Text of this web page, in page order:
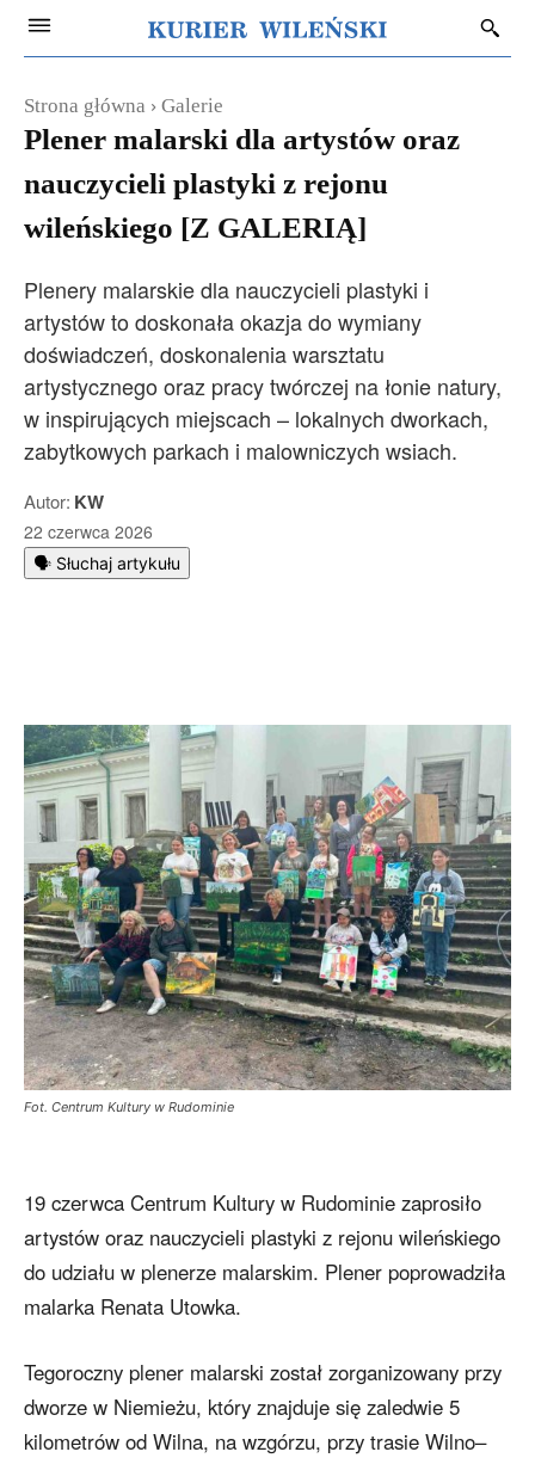
Strona główna Galerie
Plener malarski dla artystów oraz
nauczycieli plastyki z rejonu
wileńskiego [Z GALERIĄ]
Plenery malarskie dla nauczycieli plastyki i
artystów to doskonała okazja do wymiany
doświadczeń, doskonalenia warsztatu
artystycznego oraz pracy twórczej na łonie natury,
w inspirujących miejscach – lokalnych dworkach,
zabytkowych parkach i malowniczych wsiach.
Autor: KW
22 czerwca 2026
🗣️ Słuchaj artykułu
Fot. Centrum Kultury w Rudominie
19 czerwca Centrum Kultury w Rudominie zaprosiło
artystów oraz nauczycieli plastyki z rejonu wileńskiego
do udziału w plenerze malarskim. Plener poprowadziła
malarka Renata Utowka.
Tegoroczny plener malarski został zorganizowany przy
dworze w Niemieżu, który znajduje się zaledwie 5
kilometrów od Wilna, na wzgórzu, przy trasie Wilno–